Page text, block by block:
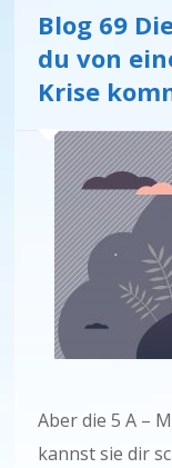
Blog 69
du von
Krise
Aber die 5 A –
kannst sie dir